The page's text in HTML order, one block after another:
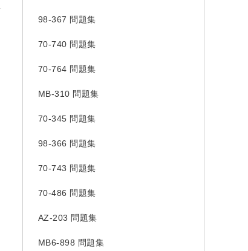
98-367 問題集
70-740 問題集
70-764 問題集
MB-310 問題集
70-345 問題集
98-366 問題集
70-743 問題集
70-486 問題集
AZ-203 問題集
MB6-898 問題集